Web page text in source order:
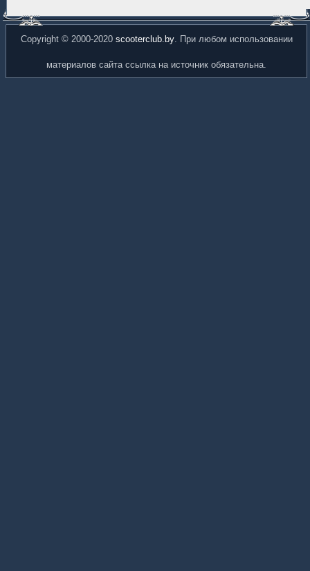
Copyright © 2000-2020 scooterclub.by. При любом использовании
материалов сайта ссылка на источник обязательна.